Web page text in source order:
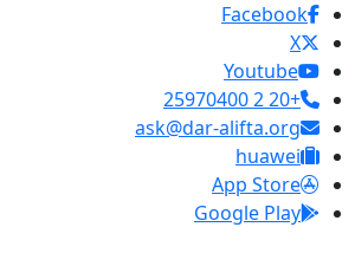
Facebook
X
Youtube
+20 2 25970400
ask@dar-alifta.org
huawei
App Store
Google Play